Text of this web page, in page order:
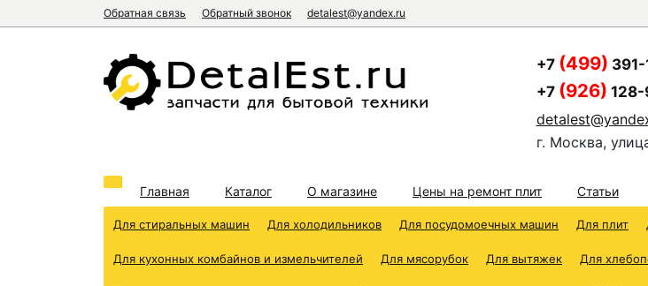
Обратная связь Обратный звонок detalest@yandex.ru
+7 (499)
+7 (926) 128-
г. Москва,
Главная Каталог О магазине Цены на ремонт плит Статьи
Для стиральных машин Для холодильников Для посудомоечных машин Для плит
Для кухонных комбайнов и измельчителей Для мясорубок Для вытяжек Для